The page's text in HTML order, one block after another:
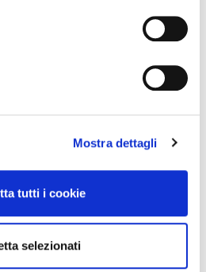
Mostra dettagli
tutti i cookie
selezionati